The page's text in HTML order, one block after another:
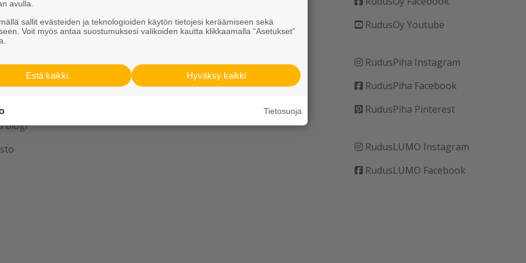
yhdessä
blogi
RudusOy Youtube
RudusPiha Instagram
RudusPiha Facebook
RudusPiha Pinterest
RudusLUMO Instagram
RudusLUMO Facebook
avulla.
sallit evästeiden ja teknologioiden käytön tietojesi keräämiseen sekä
Voit myös antaa suostumuksesi valikoiden kautta klikkaamalla “Asetukset”
Hyväksy kaikki
Estä kaikki
Tietosuoja